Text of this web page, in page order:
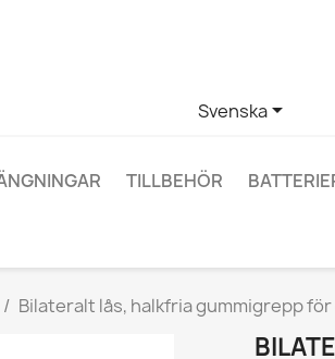
Svenska
TILLBEHÖR
Bilateralt lås, halkfria gummigrepp